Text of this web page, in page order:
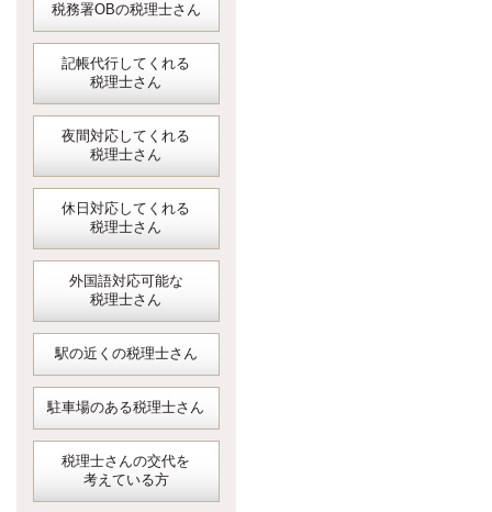
税務署OBの税理士さん
記帳代行してくれる
税理士さん
夜間対応してくれる
税理士さん
休日対応してくれる
税理士さん
外国語対応可能な
税理士さん
駅の近くの税理士さん
駐車場のある税理士さん
税理士さんの交代を
考えている方